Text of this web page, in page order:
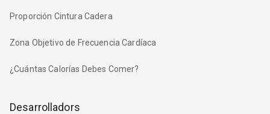
Proporción Cintura Cadera
Zona Objetivo de Frecuencia Cardíaca
¿Cuántas Calorías Debes Comer?
Desarrolladors